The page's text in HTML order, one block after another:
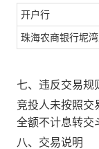
开户行
珠海农商银行坭
七、违反交易规
竞投人未按照交
全额不计息转交
八、交易说明